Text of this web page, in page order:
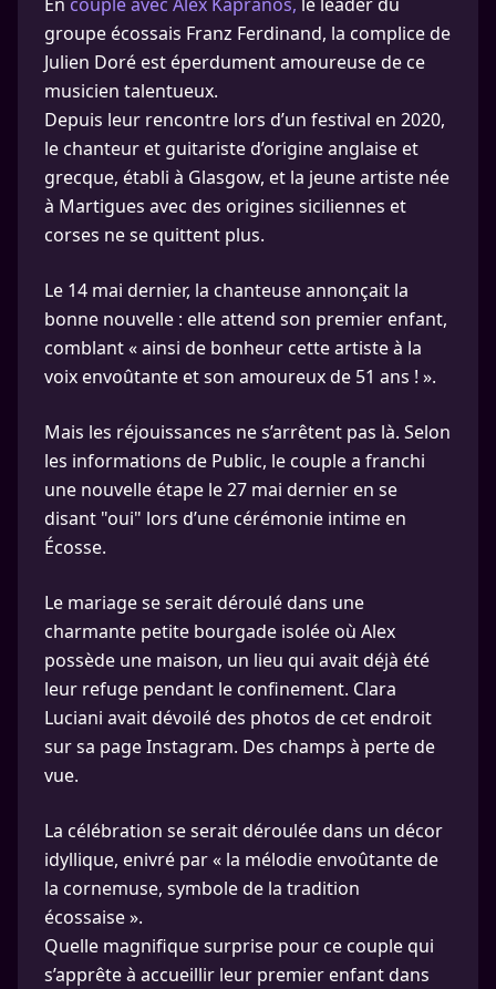
groupe écossais Franz Ferdinand, la complice de
Julien Doré est éperdument amoureuse de ce
musicien talentueux.
Depuis leur rencontre lors d’un festival en 2020,
le chanteur et guitariste d’origine anglaise et
grecque, établi à Glasgow, et la jeune artiste née
à Martigues avec des origines siciliennes et
corses ne se quittent plus.
Le 14 mai dernier, la chanteuse annonçait la
bonne nouvelle : elle attend son premier enfant,
comblant « ainsi de bonheur cette artiste à la
voix envoûtante et son amoureux de 51 ans ! ».
Mais les réjouissances ne s’arrêtent pas là. Selon
les informations de Public, le couple a franchi
une nouvelle étape le 27 mai dernier en se
disant "oui" lors d’une cérémonie intime en
Écosse.
Le mariage se serait déroulé dans une
charmante petite bourgade isolée où Alex
possède une maison, un lieu qui avait déjà été
leur refuge pendant le confinement. Clara
Luciani avait dévoilé des photos de cet endroit
sur sa page Instagram. Des champs à perte de
vue.
La célébration se serait déroulée dans un décor
idyllique, enivré par « la mélodie envoûtante de
la cornemuse, symbole de la tradition
écossaise ».
Quelle magnifique surprise pour ce couple qui
s’apprête à accueillir leur premier enfant dans